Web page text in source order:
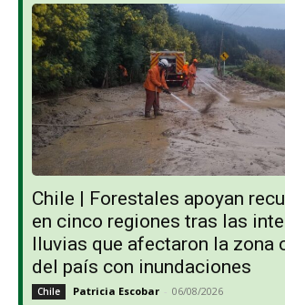
Chile | Forestales apoyan
en cinco regiones tras las
lluvias que afectaron la zona
del país con inundaciones
Chile Patricia Escobar - 06/08/2026